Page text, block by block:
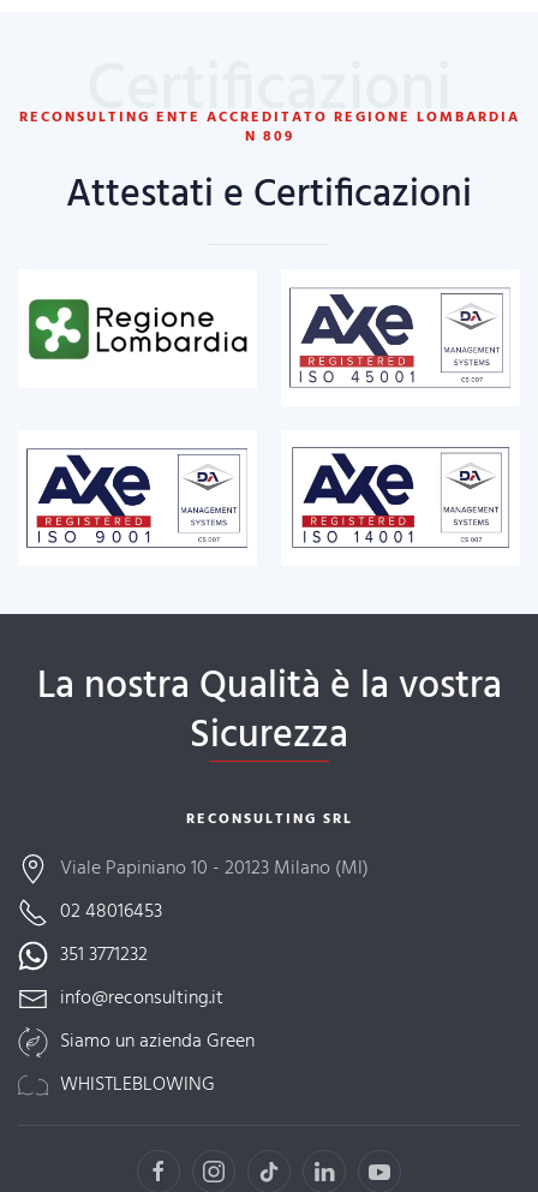
Certificazioni
RECONSULTING ENTE ACCREDITATO REGIONE LOMBARDIA
N 809
Attestati e Certificazioni
La nostra Qualità è la vostra
Sicurezza
RECONSULTING SRL
Viale Papiniano 10 - 20123 Milano (MI)
02 48016453
351 3771232
info@reconsulting.it
Siamo un azienda Green
WHISTLEBLOWING